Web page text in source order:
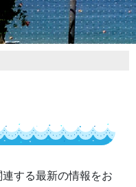
する最新の情報をお